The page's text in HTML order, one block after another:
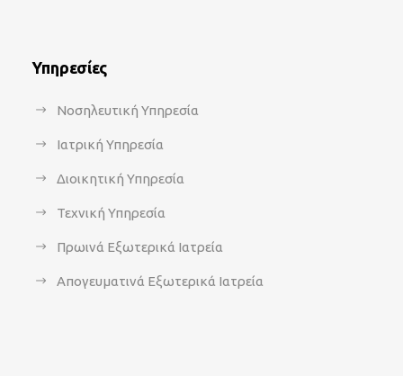
Υπηρεσίες
Νοσηλευτική Υπηρεσία
Ιατρική Υπηρεσία
Διοικητική Υπηρεσία
Τεχνική Υπηρεσία
Πρωινά Εξωτερικά Ιατρεία
Απογευματινά Εξωτερικά Ιατρεία